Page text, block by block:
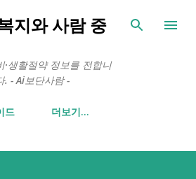
본 콘텐츠로 건너뛰기
지와 사람 중
·생활절약 정보를 전합니
. - Ai보단사람 -
드 더보기…